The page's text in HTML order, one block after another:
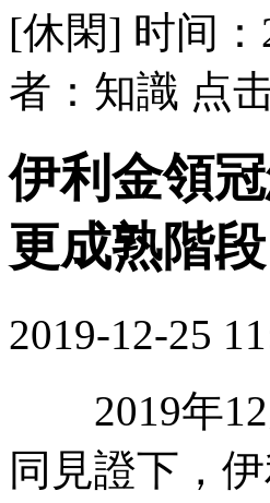
[休閑] 时间：
者：知識 点
伊利金領
更成熟階段
2019-12-25
2019年12月
同見證下